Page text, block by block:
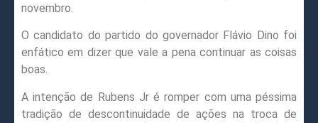
novembro.
O candidato do partido do governador Flávio Dino foi
enfático em dizer que vale a pena continuar as coisas
boas.
A intenção de Rubens Jr é romper com uma péssima
tradição de descontinuidade de ações na troca de